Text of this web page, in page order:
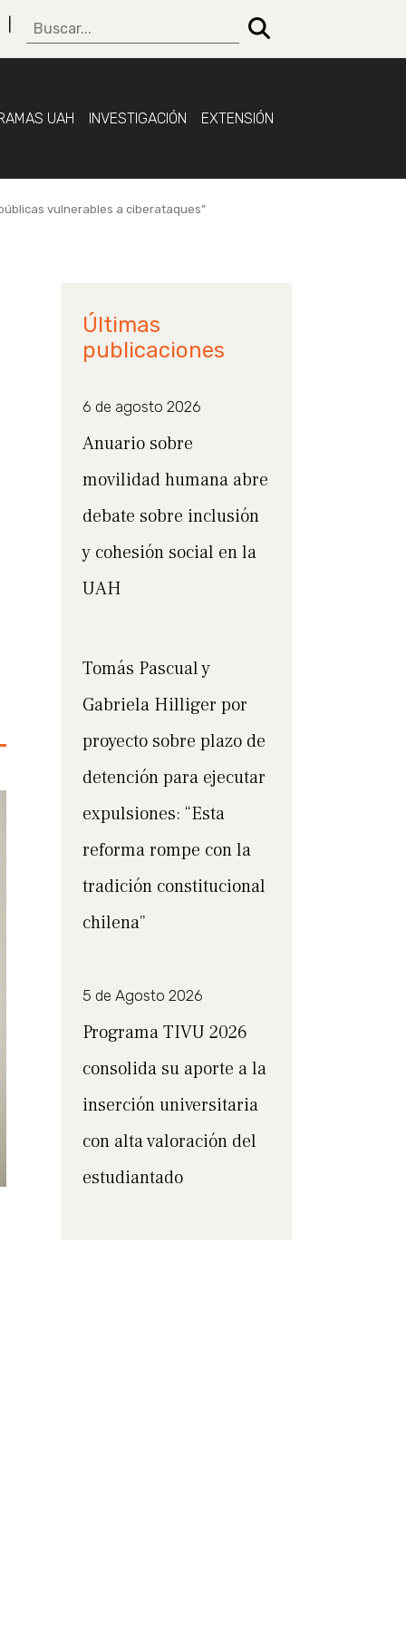
UAH INVESTIGACIÓN EXTENSIÓN
vulnerables a ciberataques”
Últimas
publicaciones
6 de agosto 2026
Anuario sobre
movilidad humana abre
debate sobre inclusión
y cohesión social en la
UAH
Tomás Pascual y
Gabriela Hilliger por
proyecto sobre plazo de
detención para ejecutar
expulsiones: “Esta
reforma rompe con la
tradición constitucional
chilena”
5 de Agosto 2026
Programa TIVU 2026
consolida su aporte a la
inserción universitaria
con alta valoración del
estudiantado